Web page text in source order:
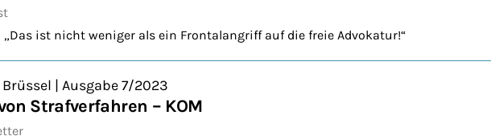
ist nicht weniger als ein Frontalangriff auf die freie Advokatur!“
| Ausgabe 7/2023
Strafverfahren – KOM